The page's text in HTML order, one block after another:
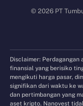
© 2026 PT
Disclaimer:
finansial yang berisiko
mengikuti harga pasar,
signifikan dari waktu ke
dan pertimbangan yang
aset kripto. Nanovest